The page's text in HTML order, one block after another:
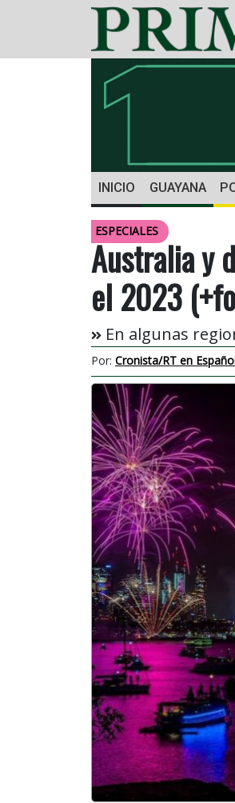
INICIO GUAYANA
ESPECIALES
Australia y
el 2023
En algunas
Por: Cronista/RT en